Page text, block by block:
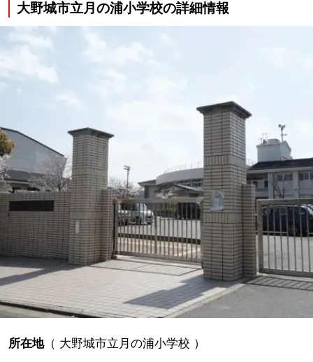
大野城市立月の浦小学校の詳細情報
所在地（ 大野城市立月の浦小学校 ）